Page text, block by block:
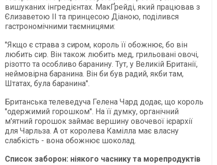
вишуканих інгредієнтах. МакҐрейді, який працював з
Єлизаветою ІІ та принцесою Діаною, поділився
гастрономічними таємницями:
"Якщо є страва з сиром, король її обожнює, бо він
любить сир. Він також любить мед, грильовані овочі,
різотто та особливо баранину. Тут, у Великій Британії,
неймовірна баранина. Він би був радий, якби там,
Штатах, була баранина".
Британська телеведуча Гелена Чард додає, що король
"одержимий горошком". На її думку, органічний
м'ятний горошок займає вершину овочевої ієрархії
для Чарльза. А от королева Камілла має власну
слабкість - вона обожнює шоколад.
Список заборон: ніякого часнику та морепродуктів